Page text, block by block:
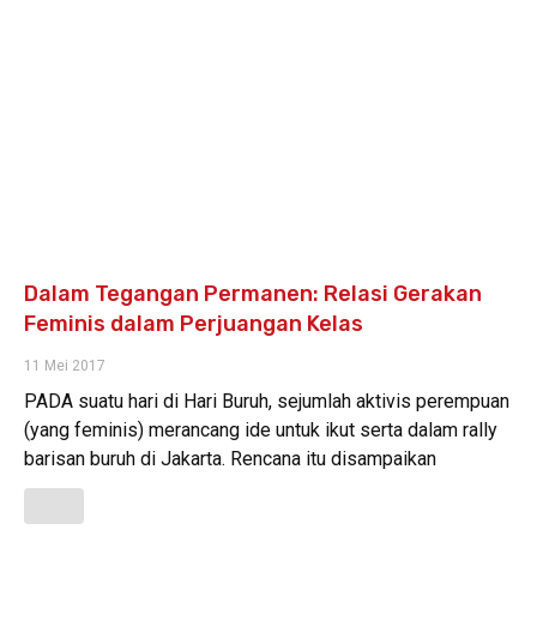
Dalam Tegangan Permanen: Relasi Gerakan
Feminis dalam Perjuangan Kelas
11 Mei 2017
PADA suatu hari di Hari Buruh, sejumlah aktivis perempuan
(yang feminis) merancang ide untuk ikut serta dalam rally
barisan buruh di Jakarta. Rencana itu disampaikan